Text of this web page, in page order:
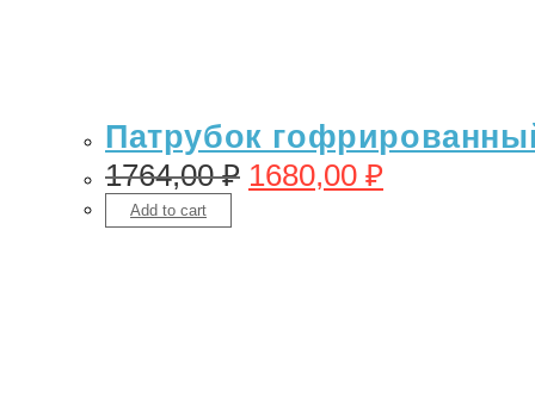
Патрубок
1764,00₽ 1680,00 ₽
Add to cart